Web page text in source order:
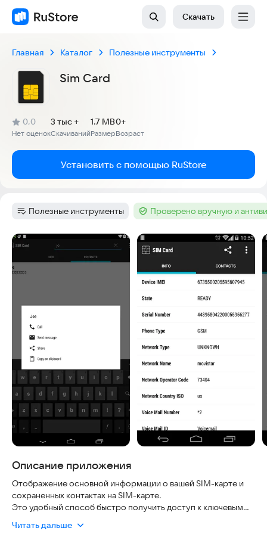
Скачать
Главная Каталог Полезные инструменты
Sim Card
Рейтинг:
0,0
(
Нет оценок
)
Скачиваний
3 тыс +
Размер
1.7 MB
Возраст
0+
Установить с помощью RuStore
Категория:
Полезные инструменты Тег :Проверено вручную и
Скриншоты
Описание приложения
Отображение основной информации о вашей SIM-карте и
сохраненных контактах на SIM-карте.
Это удобный способ быстро получить доступ к ключевым
вводить их вручную или искать в настройках телефона.
Читать дальше